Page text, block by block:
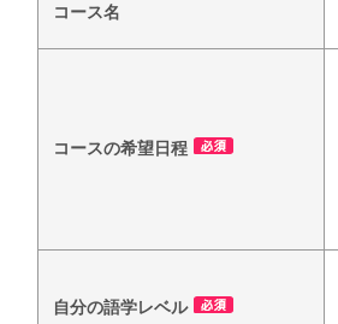
コース名
コースの希望日程
自分の語学レベル